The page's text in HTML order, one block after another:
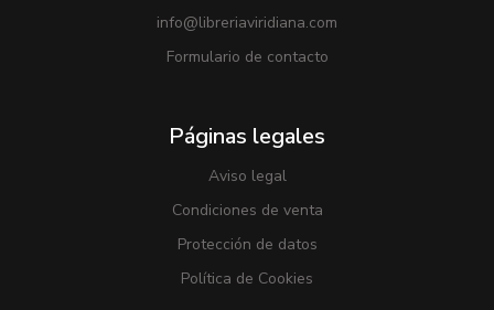
info@libreriaviridiana.com
Formulario de contacto
Páginas legales
Aviso legal
Condiciones de venta
Protección de datos
Política de Cookies